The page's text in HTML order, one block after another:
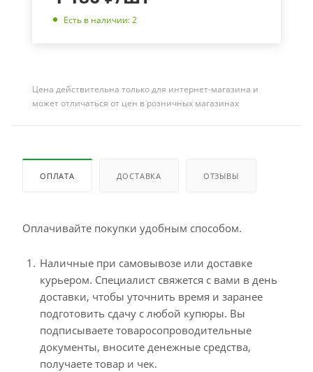
Есть в наличии: 2
Цена действительна только для интернет-магазина и
может отличаться от цен в розничных магазинах
ОПЛАТА ДОСТАВКА ОТЗЫВЫ
Оплачивайте покупки удобным способом.
Наличные при самовывозе или доставке
курьером. Специалист свяжется с вами в день
доставки, чтобы уточнить время и заранее
подготовить сдачу с любой купюры. Вы
подписываете товаросопроводительные
документы, вносите денежные средства,
получаете товар и чек.